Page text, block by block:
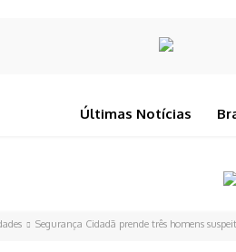
Últimas Notícias
Segurança Cidadã prende três homens